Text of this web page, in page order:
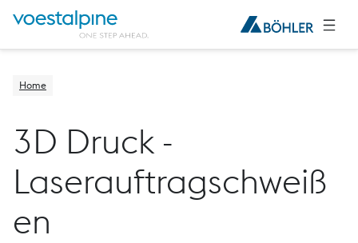
Home
3D Druck -
Laserauftragschweiß
en